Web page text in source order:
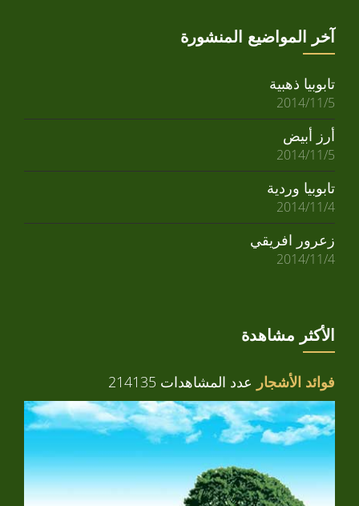
آخر المواضيع المنشورة
تابوبيا ذهبية
2014/11/5
أرز أبيض
2014/11/5
تابوبيا وردية
2014/11/4
زعرور افريقي
2014/11/4
الأكثر مشاهدة
فوائد الأشجار عدد المشاهدات 214135